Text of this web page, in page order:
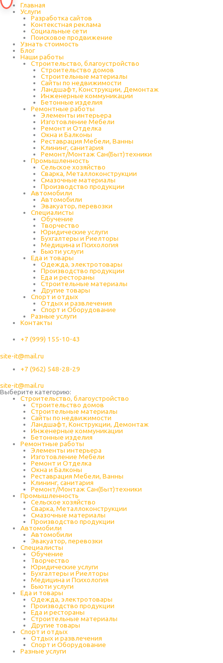
Главная
Услуги
Разработка сайтов
Контекстная реклама
Социальные сети
Поисковое продвижение
Узнать стоимость
Блог
Наши работы
Строительство, благоустройство
Строительство домов
Строительные материалы
Сайты по недвижимости
Ландшафт, Конструкции, Демонтаж
Инженерные коммуникации
Бетонные изделия
Ремонтные работы
Элементы интерьера
Изготовление Мебели
Ремонт и Отделка
Окна и Балконы
Реставрация Мебели, Ванны
Клининг, санитария
Ремонт/Монтаж Сан(Быт)техники
Промышленность
Cельское хозяйство
Сварка, Металлоконструкции
Cмазочные материалы
Производство продукции
Автомобили
Автомобили
Эвакуатор, перевозки
Специалисты
Обучение
Творчество
Юридические услуги
Бухгалтеры и Риелторы
Медицина и Психология
Бьюти услуги
Еда и товары
Одежда, электротовары
Производство продукции
Еда и рестораны
Строительные материалы
Другие товары
Спорт и отдых
Отдых и развлечения
Спорт и Оборудование
Разные услуги
Контакты
+7 (999) 155-10-43
site-it@mail.ru
+7 (962) 548-28-29
site-it@mail.ru
Выберите категорию:
Строительство, благоустройство
Строительство домов
Строительные материалы
Сайты по недвижимости
Ландшафт, Конструкции, Демонтаж
Инженерные коммуникации
Бетонные изделия
Ремонтные работы
Элементы интерьера
Изготовление Мебели
Ремонт и Отделка
Окна и Балконы
Реставрация Мебели, Ванны
Клининг, санитария
Ремонт/Монтаж Сан(Быт)техники
Промышленность
Cельское хозяйство
Сварка, Металлоконструкции
Cмазочные материалы
Производство продукции
Автомобили
Автомобили
Эвакуатор, перевозки
Специалисты
Обучение
Творчество
Юридические услуги
Бухгалтеры и Риелторы
Медицина и Психология
Бьюти услуги
Еда и товары
Одежда, электротовары
Производство продукции
Еда и рестораны
Строительные материалы
Другие товары
Спорт и отдых
Отдых и развлечения
Спорт и Оборудование
Разные услуги